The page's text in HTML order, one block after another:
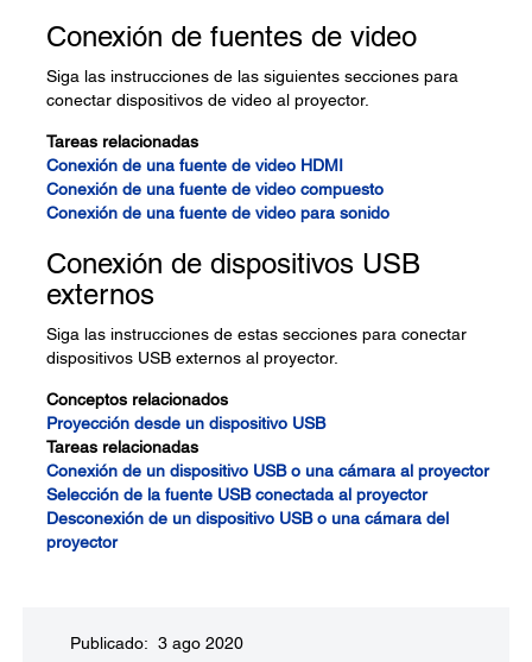
Conexión de fuentes de video
Siga las instrucciones de las siguientes secciones para
conectar dispositivos de video al proyector.
Tareas relacionadas
Conexión de una fuente de video HDMI
Conexión de una fuente de video compuesto
Conexión de una fuente de video para sonido
Conexión de dispositivos USB
externos
Siga las instrucciones de estas secciones para conectar
dispositivos USB externos al proyector.
Conceptos relacionados
Proyección desde un dispositivo USB
Tareas relacionadas
Conexión de un dispositivo USB o una cámara al proyector
Selección de la fuente USB conectada al proyector
Desconexión de un dispositivo USB o una cámara del
proyector
Publicado: 3 ago 2020